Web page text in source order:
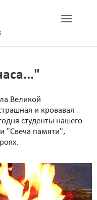
Toggle
Великой
и кровавая
студенты нашего
"Свеча памяти",